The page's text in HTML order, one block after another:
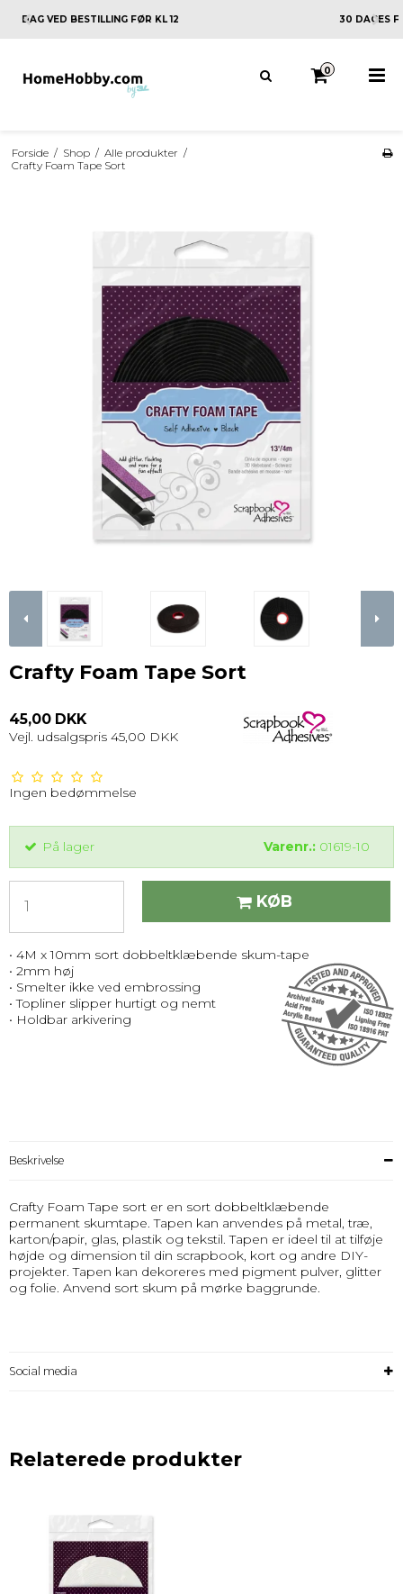
30 DAGES FORTRYDELSESRET
0
Forside / Shop / Alle produkter /
Crafty Foam Tape Sort
Crafty Foam Tape Sort
45,00 DKK
Vejl. udsalgspris 45,00 DKK
Ingen bedømmelse
På lager Varenr.: 01619-10
KØB
• 4M x 10mm sort dobbeltklæbende skum-tape
• 2mm høj
• Smelter ikke ved embrossing
• Topliner slipper hurtigt og nemt
• Holdbar arkivering
Beskrivelse
Crafty Foam Tape sort er en sort dobbeltklæbende
permanent skumtape. Tapen kan anvendes på metal, træ,
karton/papir, glas, plastik og tekstil. Tapen er ideel til at tilføje
højde og dimension til din scrapbook, kort og andre DIY-
projekter. Tapen kan dekoreres med pigment pulver, glitter
og folie. Anvend sort skum på mørke baggrunde.
Social media
Relaterede produkter